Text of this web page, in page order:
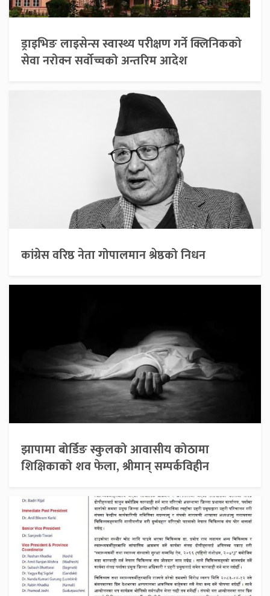
ड्राइभिङ लाइसेन्स स्वास्थ्य परीक्षण गर्ने क्लिनिकको
सेवा नरोक्न सर्वोच्चको अन्तरिम आदेश
कांग्रेस वरिष्ठ नेता गोपालमान श्रेष्ठको निधन
झापामा बोर्डिङ स्कुलको आवासीय कोठामा
शिक्षिकाको शव फेला, श्रीमान् सम्पर्कविहीन